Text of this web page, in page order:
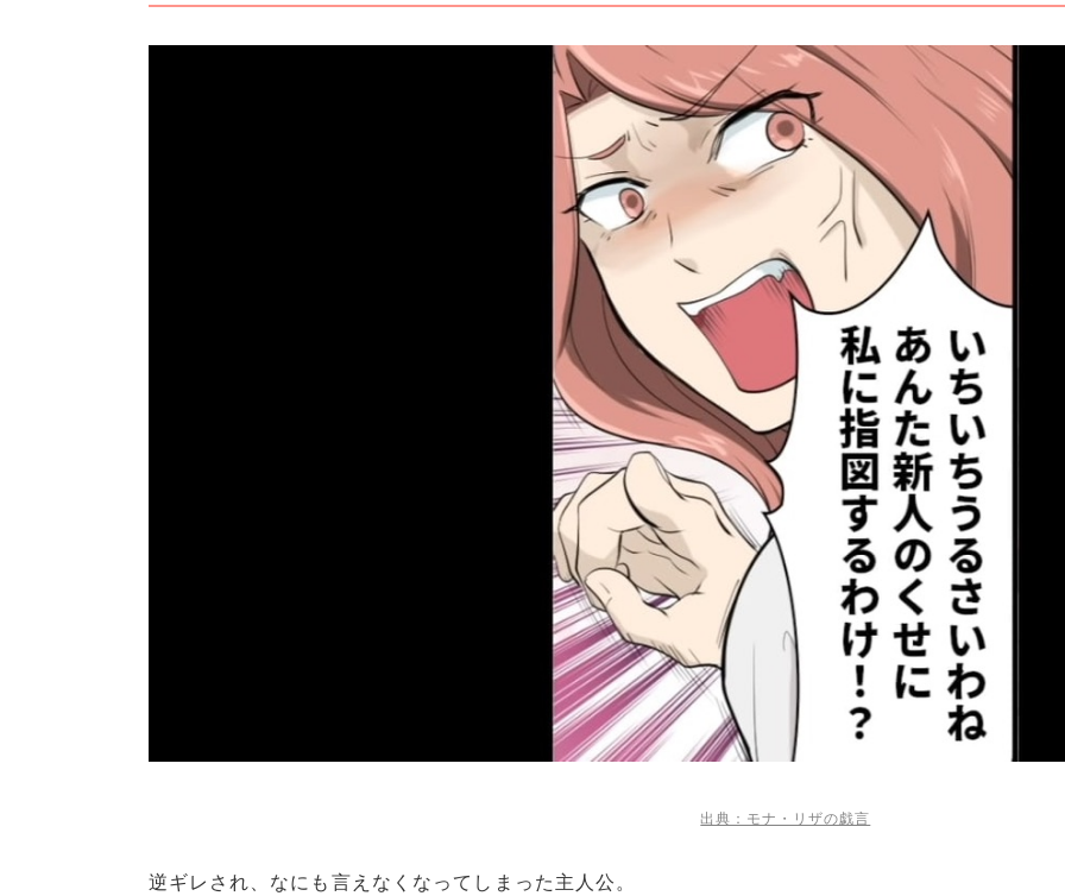
出典：モナ・リザの戯言
逆ギレされ、なにも言えなくなってしまった主人公。